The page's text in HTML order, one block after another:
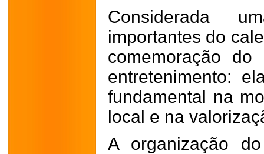
Considerada
importantes do
comemoração
entretenimento:
fundamental na
local e na
A organização